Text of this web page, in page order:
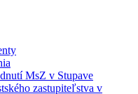
MsZ v Stupave
zastupiteľstva v